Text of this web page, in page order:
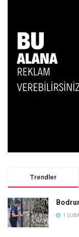
Trendler
1